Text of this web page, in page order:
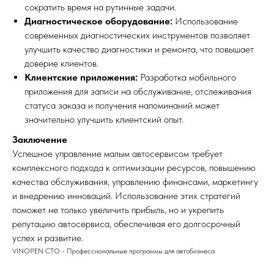
сократить время на рутинные задачи.
Диагностическое оборудование: Использование
современных диагностических инструментов позволяет
улучшить качество диагностики и ремонта, что повышает
доверие клиентов.
Клиентские приложения: Разработка мобильного
приложения для записи на обслуживание, отслеживания
статуса заказа и получения напоминаний может
значительно улучшить клиентский опыт.
Заключение
Успешное управление малым автосервисом требует
комплексного подхода к оптимизации ресурсов, повышению
качества обслуживания, управлению финансами, маркетингу
и внедрению инноваций. Использование этих стратегий
поможет не только увеличить прибыль, но и укрепить
репутацию автосервиса, обеспечивая его долгосрочный
успех и развитие.
VINOPEN СТО - Профессиональные программы для автобизнеса